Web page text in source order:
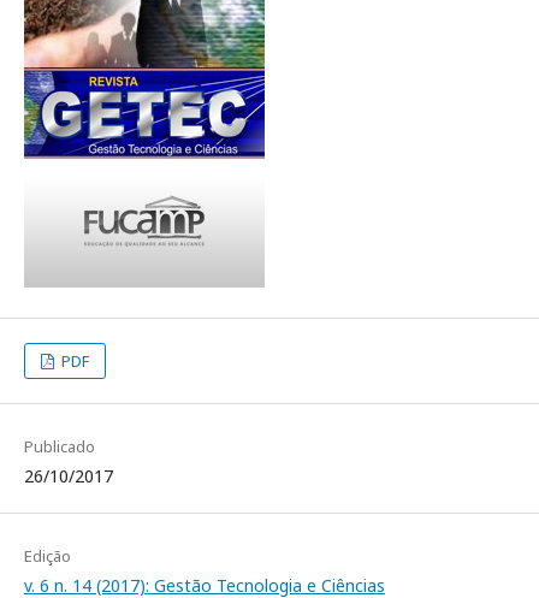
PDF
Publicado
26/10/2017
Edição
v. 6 n. 14 (2017): Gestão Tecnologia e Ciências